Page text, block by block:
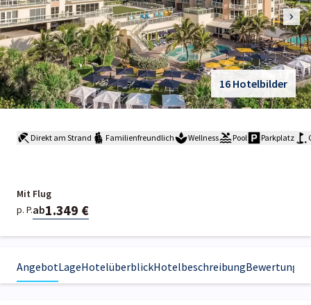
16 Hotelbilder
Direkt am Strand Familienfreundlich Wellness Pool Parkplatz
Mit Flug
p. P.ab1.349 €
AngebotLageHotelüberblickHotelbeschreibungBewertungen